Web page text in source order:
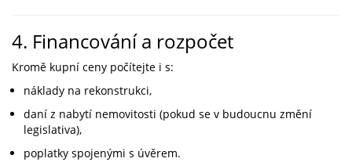
4. Financování a rozpočet
Kromě kupní ceny počítejte i s:
náklady na rekonstrukci,
daní z nabytí nemovitosti (pokud se v budoucnu změní
legislativa),
poplatky spojenými s úvěrem.